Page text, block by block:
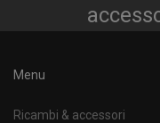
Menu
Ricambi & accessori